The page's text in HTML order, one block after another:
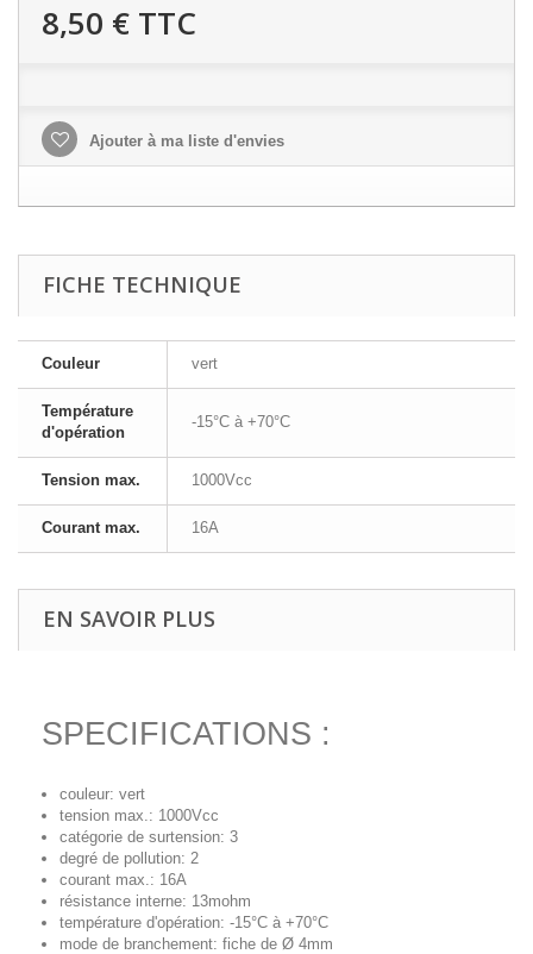
8,50 € TTC
Ajouter à ma liste d'envies
FICHE TECHNIQUE
Couleur vert
Température
d'opération
-15°C à +70°C
Tension max. 1000Vcc
Courant max. 16A
EN SAVOIR PLUS
SPECIFICATIONS :
couleur: vert
tension max.: 1000Vcc
catégorie de surtension: 3
degré de pollution: 2
courant max.: 16A
résistance interne: 13mohm
température d'opération: -15°C à +70°C
mode de branchement: fiche de Ø 4mm